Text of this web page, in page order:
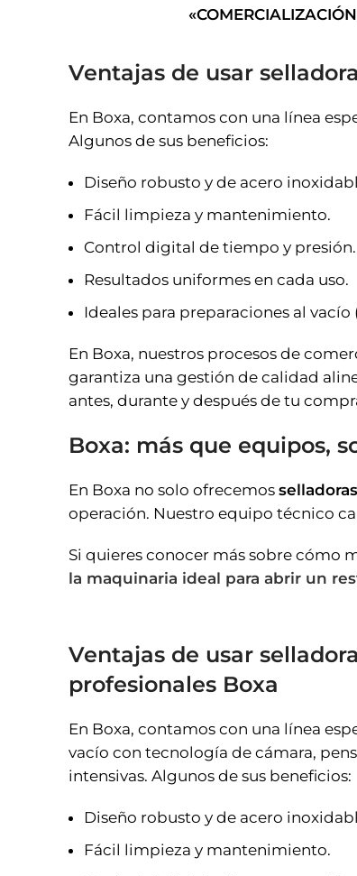
Ventajas de usar
En Boxa, contamos con una línea
Algunos de sus beneficios:
Diseño robusto y de acero
Fácil limpieza y mantenimiento.
Control digital de tiempo y presión.
Resultados uniformes en cada uso.
Ideales para preparaciones al vacío
En Boxa, nuestros procesos de
garantiza una gestión de calidad
antes, durante y después de tu
Boxa: más que equipos,
En Boxa no solo ofrecemos
operación. Nuestro equipo técnico
Si quieres conocer más sobre cómo
la maquinaria ideal para abrir un
Ventajas de usar
profesionales Boxa
En Boxa, contamos con una línea
vacío con tecnología de cámara,
intensivas. Algunos de sus beneficios:
Diseño robusto y de acero
Fácil limpieza y mantenimiento.